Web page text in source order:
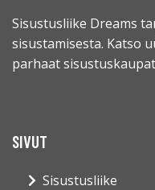
Sisustusliike Dreams
sisustamisesta. Katso
parhaat
SIVUT
Sisustusliike